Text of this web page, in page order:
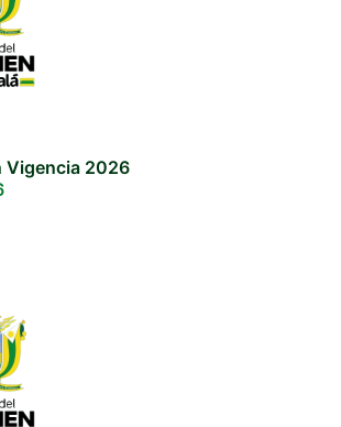
Vigencia 2026